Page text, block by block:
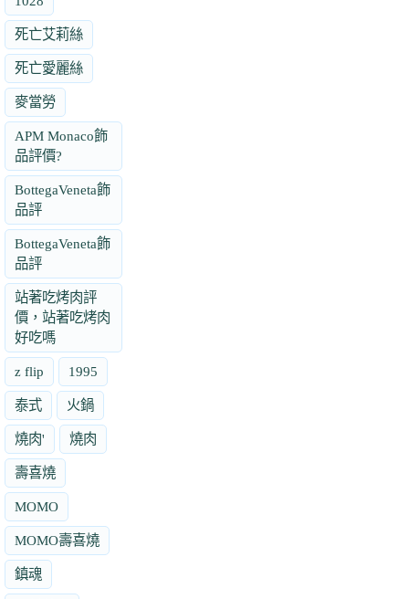
死亡艾莉絲
死亡愛麗絲
麥當勞
APM Monaco飾
品評價?
BottegaVeneta飾
品評
BottegaVeneta飾
品評
站著吃烤肉評
價，站著吃烤肉
好吃嗎
z flip 1995
泰式 火鍋
燒肉' 燒肉
壽喜燒
MOMO
MOMO壽喜燒
鎮魂